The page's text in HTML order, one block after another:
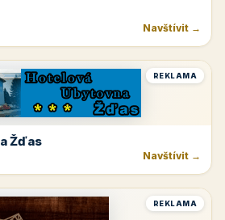
Navštívit →
REKLAMA
Žďas
Navštívit →
REKLAMA